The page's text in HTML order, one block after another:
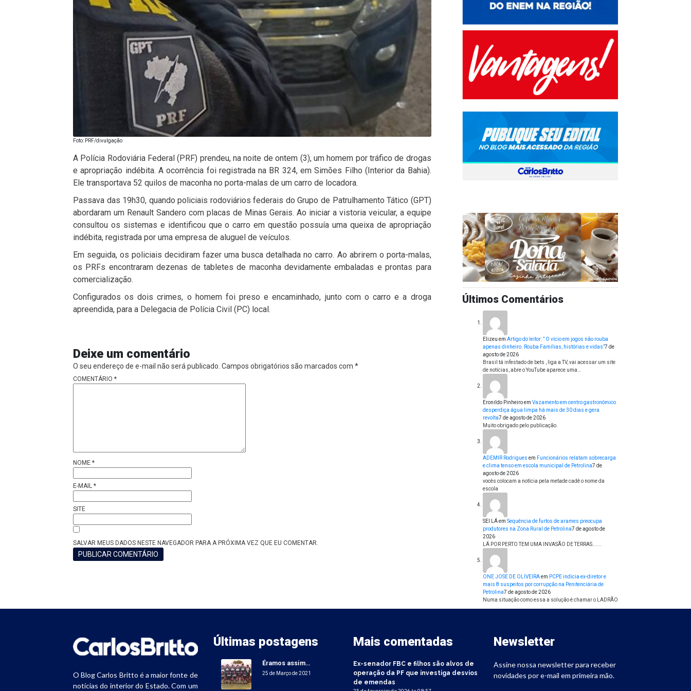
Foto: PRF/divulgação
A Polícia Rodoviária Federal (PRF) prendeu, na noite de ontem (3), um homem por tráfico de drogas
e apropriação indébita. A ocorrência foi registrada na BR 324, em Simões Filho (Interior da Bahia).
Ele transportava 52 quilos de maconha no porta-malas de um carro de locadora.
Passava das 19h30, quando policiais rodoviários federais do Grupo de Patrulhamento Tático (GPT)
abordaram um Renault Sandero com placas de Minas Gerais. Ao iniciar a vistoria veicular, a equipe
consultou os sistemas e identificou que o carro em questão possuía uma queixa de apropriação
indébita, registrada por uma empresa de aluguel de veículos.
Em seguida, os policiais decidiram fazer uma busca detalhada no carro. Ao abrirem o porta-malas,
os PRFs encontraram dezenas de tabletes de maconha devidamente embaladas e prontas para
comercialização.
Configurados os dois crimes, o homem foi preso e encaminhado, junto com o carro e a droga
apreendida, para a Delegacia de Polícia Civil (PC) local.
Deixe um comentário
O seu endereço de e-mail não será publicado. Campos obrigatórios são marcados com *
COMENTÁRIO *
NOME *
E-MAIL *
SITE
SALVAR MEUS DADOS NESTE NAVEGADOR PARA A PRÓXIMA VEZ QUE EU COMENTAR.
Últimos Comentários
Elizeu em Artigo do leitor: ” O vício em jogos não rouba
apenas dinheiro. Rouba Famílias, histórias e vidas”7 de
agosto de 2026
Brasil tá infestado de bets , liga a TV, vai acessar um site
de notícias, abre o YouTube aparece uma…
Eronildo Pinheiroem Vazamento em centro gastronômico
desperdiça água limpa há mais de 30 dias e gera
revolta7 de agosto de 2026
Muito obrigado pelo publicação.
ADEMIR Rodrigues em Funcionários relatam sobrecarga
e clima tenso em escola municipal de Petrolina7 de
agosto de 2026
vocês colocam a notícia pela metade cadê o nome da
escola
SEI LÁem Sequência de furtos de arames preocupa
produtores na Zona Rural de Petrolina7 de agosto de
2026
LÁ POR PERTO TEM UMA INVASÃO DE TERRAS......
ONE JOSE DE OLIVEIRAem PCPE indicia ex-diretor e
mais 8 suspeitos por corrupção na Penitenciária de
Petrolina7 de agosto de 2026
Numa situação como essa a solução é chamar o LADRÃO
O Blog Carlos Britto é a maior fonte de
notícias do interior do Estado. Com um
Últimas postagens
Éramos assim…
25 de Março de 2021
Mais comentadas
Ex-senador FBC e filhos são alvos de
operação da PF que investiga desvios
de emendas
Newsletter
Assine nossa newsletter para receber
novidades por e-mail em primeira mão.